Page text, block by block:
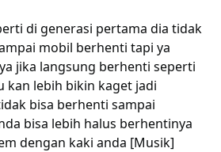
di generasi pertama dia tidak
mobil berhenti tapi ya
jika langsung berhenti seperti
kan lebih bikin kaget jadi
bisa berhenti sampai
bisa lebih halus berhentinya
dengan kaki anda [Musik]